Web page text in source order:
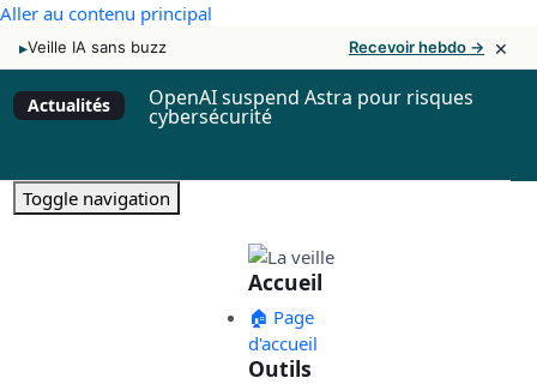
Aller au contenu principal
▸Veille IA sans buzz Recevoir hebdo → ×
Actualités OpenAI suspend Astra pour risques
cybersécurité
Toggle navigation
Accueil
🏠 Page
d'accueil
Outils